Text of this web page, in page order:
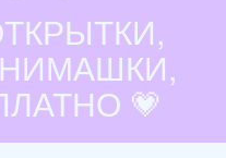
💗